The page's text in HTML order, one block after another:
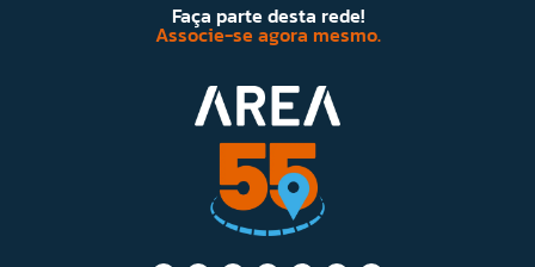
Faça parte desta rede!
Associe-se agora mesmo.